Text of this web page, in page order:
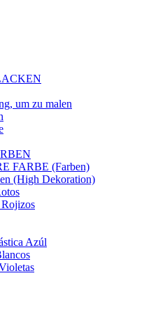
um zu malen
FARBE (Farben)
(High Dekoration)
Azúl